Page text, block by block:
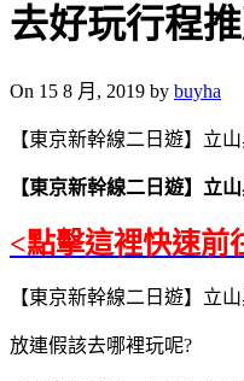
去好玩行程
On 15 8 月, 2019 by buyha
【東京新幹線二日遊】立
【東京新幹線二日遊】立
<點擊這裡快速前
【東京新幹線二日遊】立
放連假該去哪裡玩呢?